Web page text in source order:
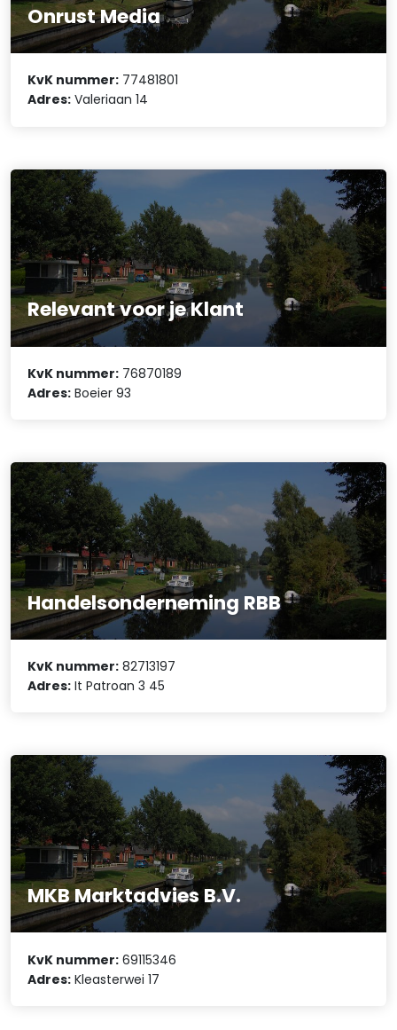
Onrust Media
KvK nummer: 77481801
Adres: Valeriaan 14
Relevant voor je Klant
KvK nummer: 76870189
Adres: Boeier 93
Handelsonderneming RBB
KvK nummer: 82713197
Adres: It Patroan 3 45
MKB Marktadvies B.V.
KvK nummer: 69115346
Adres: Kleasterwei 17